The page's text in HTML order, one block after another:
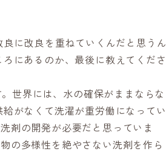
に改良を重ねていくんだと思うん
にあるのか、最後に教えてくださ
世界には、水の確保がままならな
がなくて洗濯が重労働になってい
剤の開発が必要だと思っていま
の多様性を絶やさない洗剤を作ら